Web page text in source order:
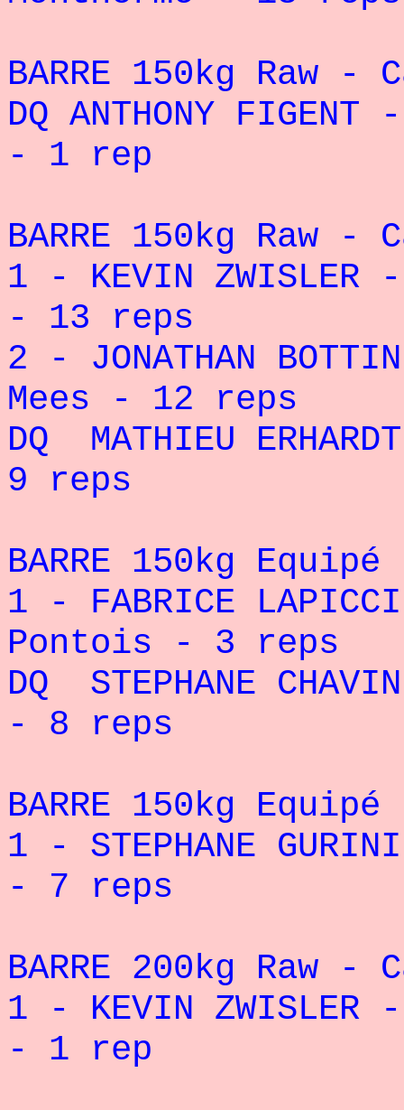
BARRE 150kg Raw
DQ ANTHONY
- 1 rep
BARRE 150kg Raw -
1 - KEVIN ZWISLER
- 13 reps
2 - JONATHAN
Mees - 12 reps
DQ MATHIEU
9 reps
BARRE 150kg
1 - FABRICE
Pontois - 3 reps
DQ STEPHANE
- 8 reps
BARRE 150kg
1 - STEPHANE
- 7 reps
BARRE 200kg Raw -
1 - KEVIN ZWISLER
- 1 rep